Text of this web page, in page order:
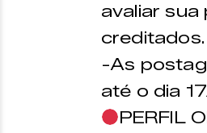
avaliar
creditados.
-As
até o dia
PERFIL